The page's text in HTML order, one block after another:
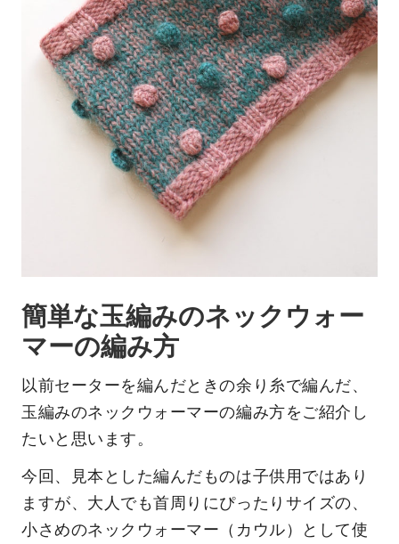
簡単な玉編みのネックウォー
マーの編み方
以前セーターを編んだときの余り糸で編んだ、
玉編みのネックウォーマーの編み方をご紹介し
たいと思います。
今回、見本とした編んだものは子供用ではあり
ますが、大人でも首周りにぴったりサイズの、
小さめのネックウォーマー（カウル）として使